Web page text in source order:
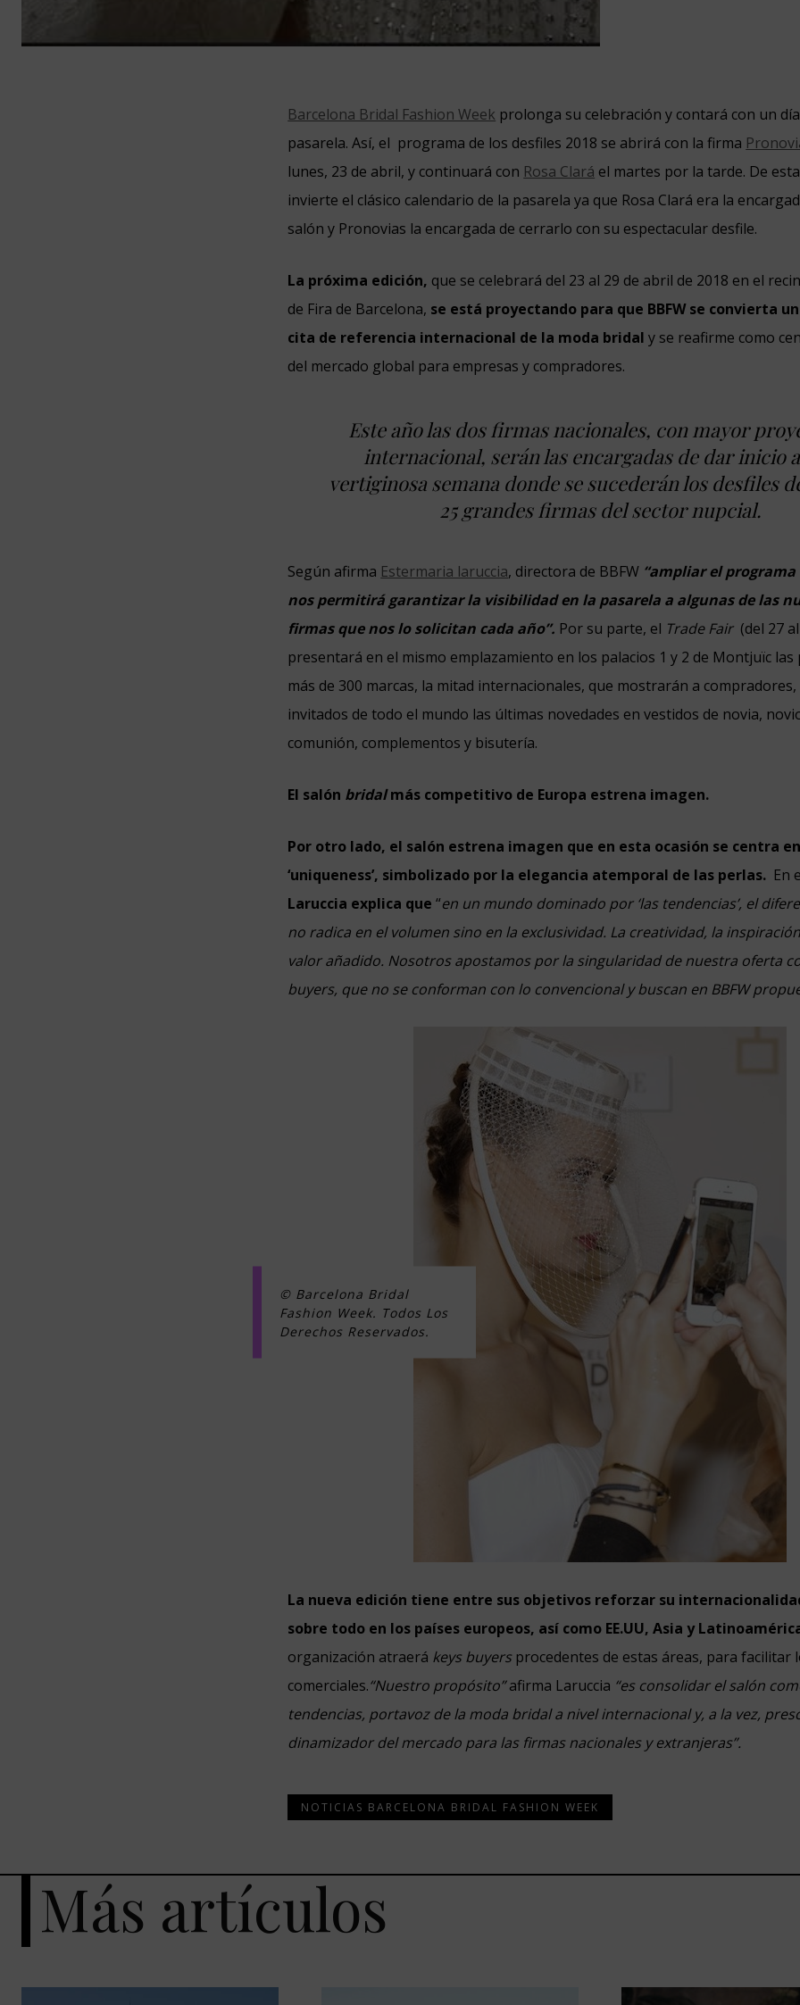
Barcelona Bridal Fashion Week prolonga su celebración y contará con un
pasarela. Así, el programa de los desfiles 2018 se abrirá con la firma
lunes, 23 de abril, y continuará con Rosa Clará el martes por la tarde. De
invierte el clásico calendario de la pasarela ya que Rosa Clará era la
salón y Pronovias la encargada de cerrarlo con su espectacular desfile.
La próxima edición, que se celebrará del 23 al 29 de abril de 2018 en el
de Fira de Barcelona, se está proyectando para que BBFW se convierta
cita de referencia internacional de la moda bridaly se reafirme como
del mercado global para empresas y compradores.
Este año las dos firmas nacionales, con mayor
internacional, serán las encargadas de dar inicio
vertiginosa semana donde se sucederán los desfiles
25 grandes firmas del sector nupcial.
Según afirma Estermaria laruccia, directora de BBFW “ampliar el programa
nos permitirá garantizar la visibilidad en la pasarela a algunas de las
firmas que nos lo solicitan cada año”. Por su parte, el Trade Fair (del 27
presentará en el mismo emplazamiento en los palacios 1 y 2 de Montjuïc
más de 300 marcas, la mitad internacionales, que mostrarán a
invitados de todo el mundo las últimas novedades en vestidos de novia,
comunión, complementos y bisutería.
El salón bridalmás competitivo de Europa estrena imagen.
Por otro lado, el salón estrena imagen que en esta ocasión se centra
‘uniqueness’, simbolizado por la elegancia atemporal de las perlas. En
Laruccia explica que “en un mundo dominado por ‘las tendencias’, el
no radica en el volumen sino en la exclusividad. La creatividad, la
valor añadido. Nosotros apostamos por la singularidad de nuestra oferta
buyers, que no se conforman con lo convencional y buscan en BBFW
© Barcelona Bridal
Fashion Week. Todos Los
Derechos Reservados.
La nueva edición tiene entre sus objetivos reforzar su
sobre todo en los países europeos, así como EE.UU, Asia y
organización atraerá keys buyersprocedentes de estas áreas, para facilitar
comerciales.“Nuestro propósito”afirma Laruccia “es consolidar el salón
tendencias, portavoz de la moda bridal a nivel internacional y, a la vez,
dinamizador del mercado para las firmas nacionales y extranjeras”.
NOTICIAS BARCELONA BRIDAL FASHION WEEK
Más artículos